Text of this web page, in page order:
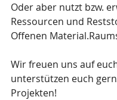
Oder aber nutzt bzw.
Ressourcen und
Offenen
Wir freuen uns auf
unterstützen euch
Projekten!